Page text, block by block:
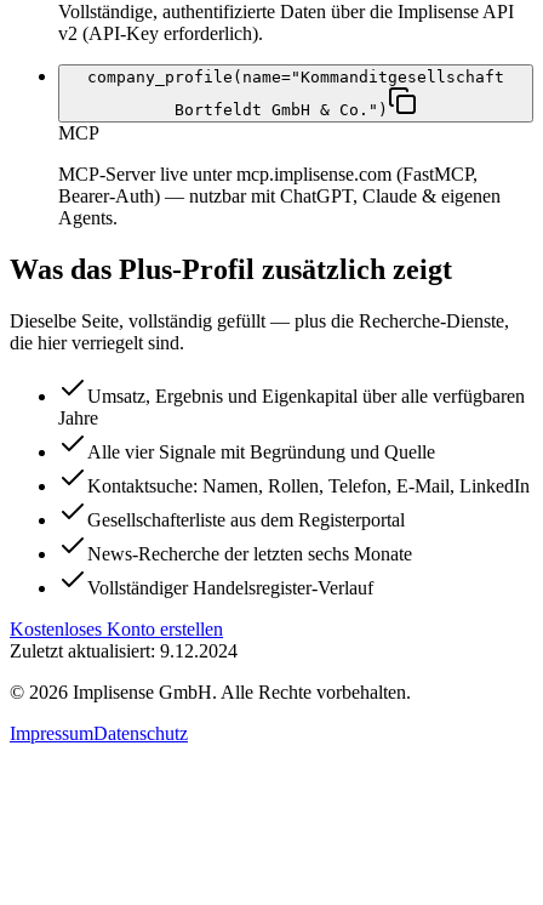
Vollständige, authentifizierte Daten über die Implisense API
v2 (API-Key erforderlich).
company_profile(name="Kommanditgesellschaft
Bortfeldt GmbH & Co.")
MCP
MCP-Server live unter mcp.implisense.com (FastMCP,
Bearer-Auth) — nutzbar mit ChatGPT, Claude & eigenen
Agents.
Was das Plus-Profil zusätzlich zeigt
Dieselbe Seite, vollständig gefüllt — plus die Recherche-Dienste,
die hier verriegelt sind.
Umsatz, Ergebnis und Eigenkapital über alle verfügbaren
Jahre
Alle vier Signale mit Begründung und Quelle
Kontaktsuche: Namen, Rollen, Telefon, E-Mail, LinkedIn
Gesellschafterliste aus dem Registerportal
News-Recherche der letzten sechs Monate
Vollständiger Handelsregister-Verlauf
Kostenloses Konto erstellen
Zuletzt aktualisiert: 9.12.2024
© 2026 Implisense GmbH. Alle Rechte vorbehalten.
ImpressumDatenschutz